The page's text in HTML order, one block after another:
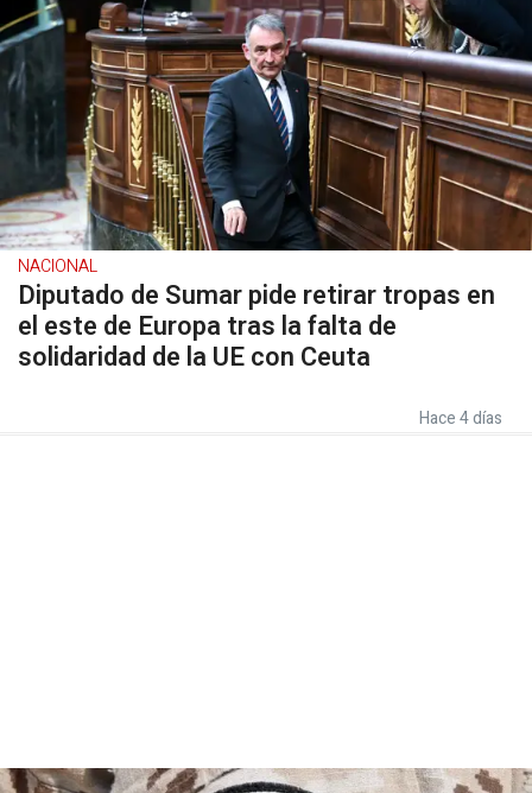
NACIONAL
Diputado de Sumar pide retirar tropas en
el este de Europa tras la falta de
solidaridad de la UE con Ceuta
Hace 4 días